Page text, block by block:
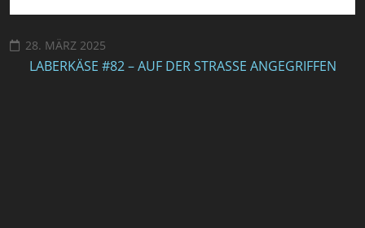
28. MÄRZ 2025
LABERKÄSE #82 – AUF DER STRASSE ANGEGRIFFEN